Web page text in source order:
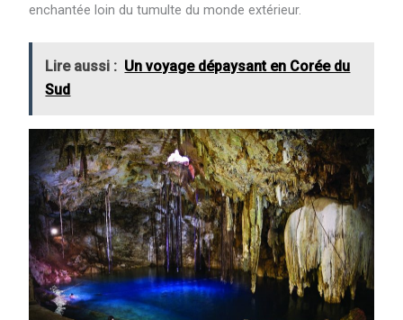
enchantée loin du tumulte du monde extérieur.
Lire aussi : Un voyage dépaysant en Corée du
Sud